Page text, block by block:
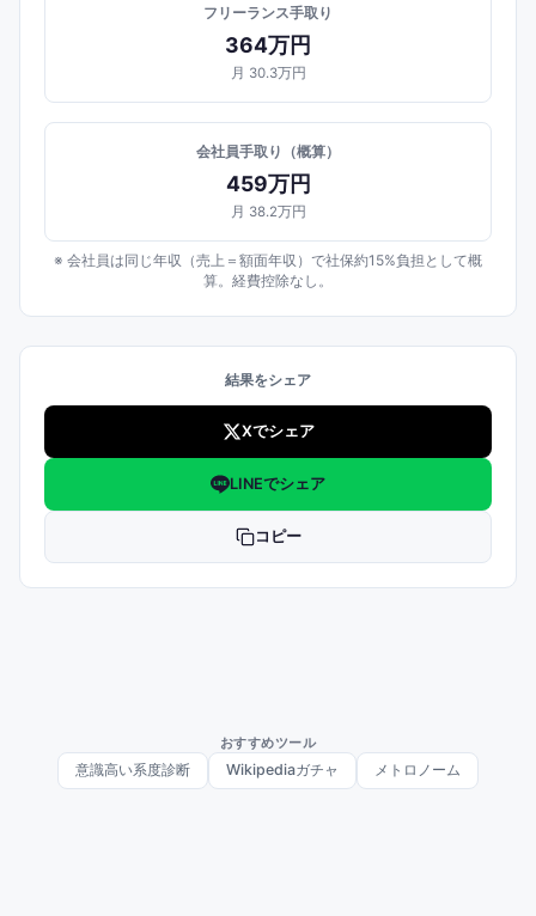
フリーランス手取り
364万円
月 30.3万円
会社員手取り（概算）
459万円
月 38.2万円
※ 会社員は同じ年収（売上＝額面年収）で社保約15%負担として概
算。経費控除なし。
結果をシェア
Xでシェア
LINEでシェア
コピー
おすすめツール
意識高い系度診断 Wikipediaガチャ メトロノーム